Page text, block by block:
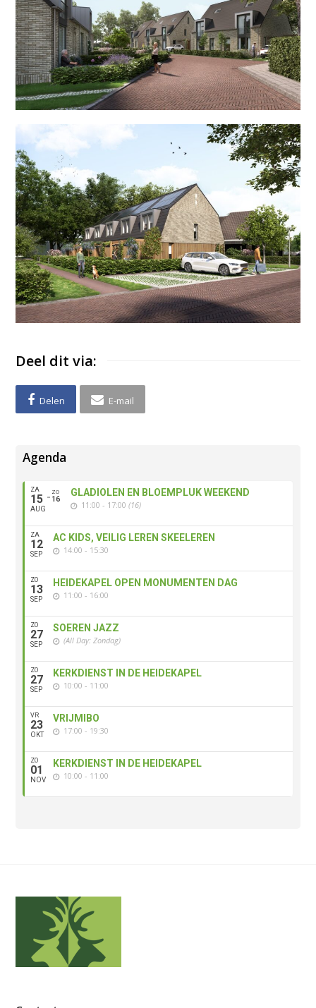
Deel dit via:
Delen E-mail
Agenda
ZA
15
AUG
ZO
16
GLADIOLEN EN BLOEMPLUK WEEKEND
11:00 - 17:00(16)
ZA
12
SEP
AC KIDS, VEILIG LEREN SKEELEREN
14:00 - 15:30
ZO
13
SEP
HEIDEKAPEL OPEN MONUMENTEN DAG
11:00 - 16:00
ZO
27
SEP
SOEREN JAZZ
(All Day: Zondag)
ZO
27
SEP
KERKDIENST IN DE HEIDEKAPEL
10:00 - 11:00
VR
23
OKT
VRIJMIBO
17:00 - 19:30
ZO
01
NOV
KERKDIENST IN DE HEIDEKAPEL
10:00 - 11:00